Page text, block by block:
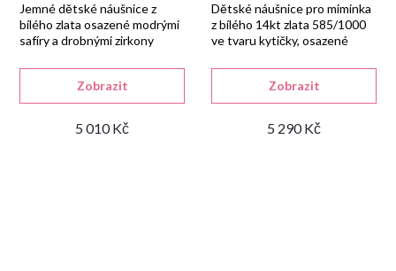
5 010 Kč
Zobrazit
Jemné dětské náušnice z
bílého zlata osazené modrými
safíry a drobnými zirkony
5 290 Kč
Zobrazit
Dětské náušnice pro miminka
z bílého 14kt zlata 585/1000
ve tvaru kytičky, osazené
zirkonem uprostřed a bílými